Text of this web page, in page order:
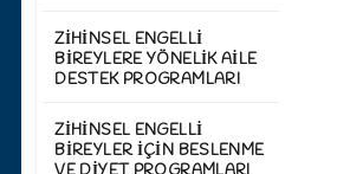
ZIHINSEL ENGELLI
BIREYLERE YÖNELIK AILE
DESTEK PROGRAMLARI
ZIHINSEL ENGELLI
BIREYLER İÇIN BESLENME